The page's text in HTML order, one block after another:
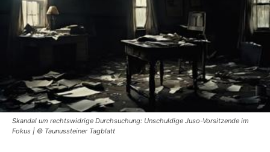
Skandal um rechtswidrige Durchsuchung: Unschuldige Juso-Vorsitzende im
Fokus | © Taunussteiner Tagblatt